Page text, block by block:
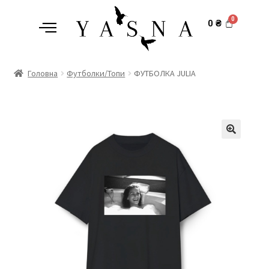
0 ₴
Головна Футболки/Топи ФУТБОЛКА JULIA